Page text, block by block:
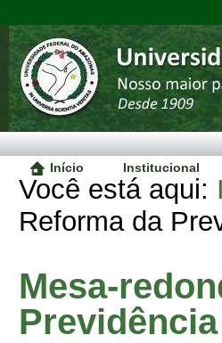
Início Institucional
Você está aqui:
Reforma da
Mesa-